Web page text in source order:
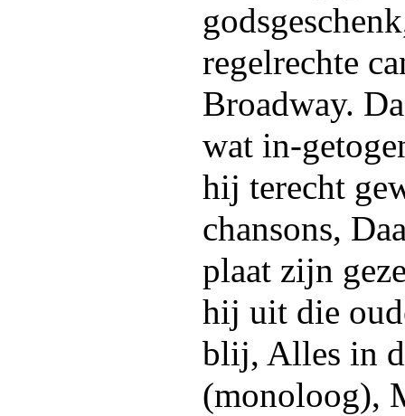
regelrechte
Broadway.
wat in-
hij terecht
chansons,
plaat zijn
hij uit die
blij, Alles in
(monoloog),